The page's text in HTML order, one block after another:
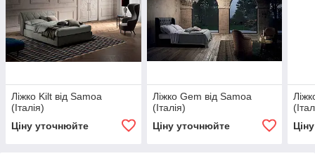
Ліжко Kilt від Samoa
(Італія)
Ціну уточнюйте
Ліжко Gem від Samoa
(Італія)
Ціну уточнюйте